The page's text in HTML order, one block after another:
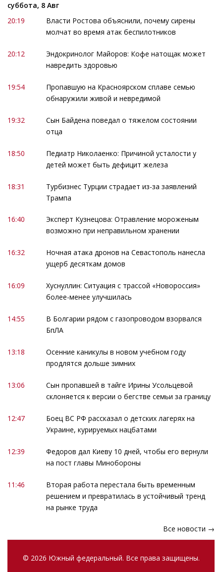
суббота, 8 Авг
20:19
Власти Ростова объяснили, почему сирены
молчат во время атак беспилотников
20:12
Эндокринолог Майоров: Кофе натощак может
навредить здоровью
19:54
Пропавшую на Красноярском сплаве семью
обнаружили живой и невредимой
19:32
Сын Байдена поведал о тяжелом состоянии
отца
18:50
Педиатр Николаенко: Причиной усталости у
детей может быть дефицит железа
18:31
Турбизнес Турции страдает из-за заявлений
Трампа
16:40
Эксперт Кузнецова: Отравление мороженым
возможно при неправильном хранении
16:32
Ночная атака дронов на Севастополь нанесла
ущерб десяткам домов
16:09
Хуснуллин: Ситуация с трассой «Новороссия»
более-менее улучшилась
14:55
В Болгарии рядом с газопроводом взорвался
БпЛА
13:18
Осенние каникулы в новом учебном году
продлятся дольше зимних
13:06
Сын пропавшей в тайге Ирины Усольцевой
склоняется к версии о бегстве семьи за границу
12:47
Боец ВС РФ рассказал о детских лагерях на
Украине, курируемых нацбатами
12:39
Федоров дал Киеву 10 дней, чтобы его вернули
на пост главы Минобороны
11:46
Вторая работа перестала быть временным
решением и превратилась в устойчивый тренд
на рынке труда
Все новости →
© 2026 Южный федеральный. Все права защищены.